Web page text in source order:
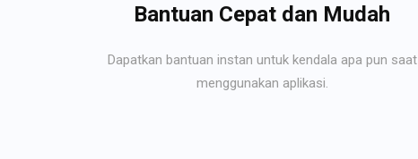
Bantuan Cepat dan Mudah
Dapatkan bantuan instan untuk kendala apa pun saat
menggunakan aplikasi.